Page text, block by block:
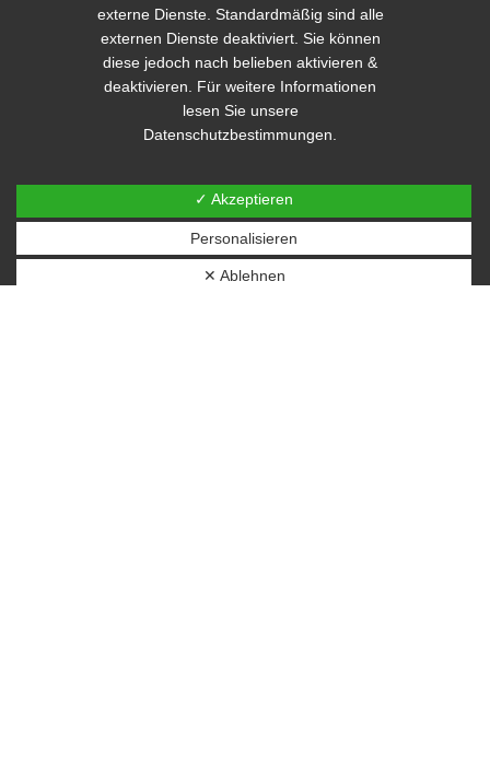
externe Dienste. Standardmäßig sind alle
externen Dienste deaktiviert. Sie können
diese jedoch nach belieben aktivieren &
deaktivieren. Für weitere Informationen
lesen Sie unsere
Datenschutzbestimmungen.
✓ Akzeptieren
Personalisieren
✕ Ablehnen